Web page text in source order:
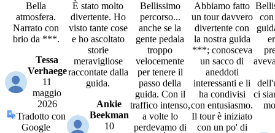
Bella
atmosfera.
Narrato con
brio da ***.
Tessa
Verhaege
11
maggio
2026
Tradotto con
Google
È stato molto
divertente. Ho
visto tante cose
e ho ascoltato
storie
meravigliose
raccontate dalla
guida.
Ankie
Beekman
10
Bellissimo
percorso...
anche se la
gente pedala
troppo
velocemente
per tenere il
passo della
guida. Con il
traffico intenso,
a volte lo
perdevamo di
Abbiamo fatto
un tour davvero
divertente con
la nostra guida
***; conosceva
un sacco di
aneddoti
interessanti e li
ha condivisi
con entusiasmo.
Il tour è iniziato
con un po' di
ci